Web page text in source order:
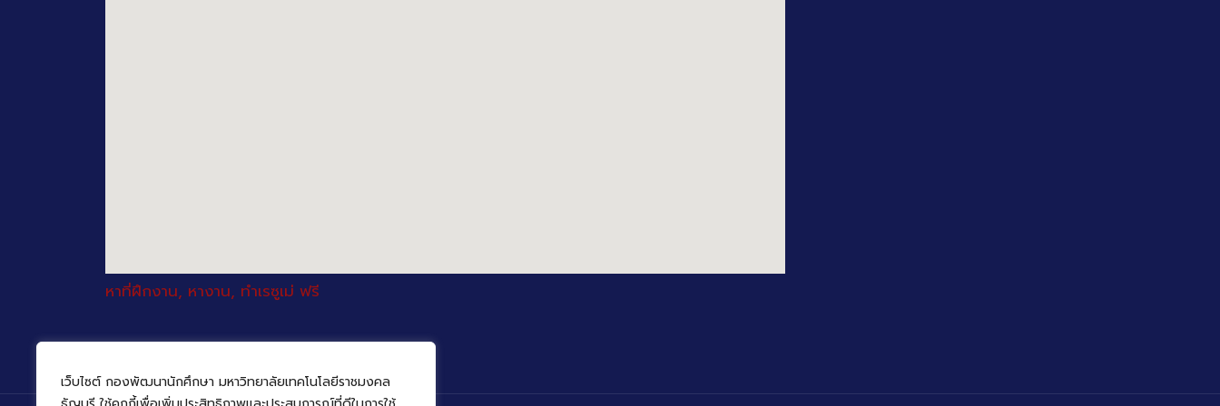
เว็บไซต์ กองพัฒนานักศึกษา มหาวิทยาลัยเทคโนโลยีราชมงคล
หาที่ฝึกงาน, หางาน, ทำเรซูเม่ ฟรี